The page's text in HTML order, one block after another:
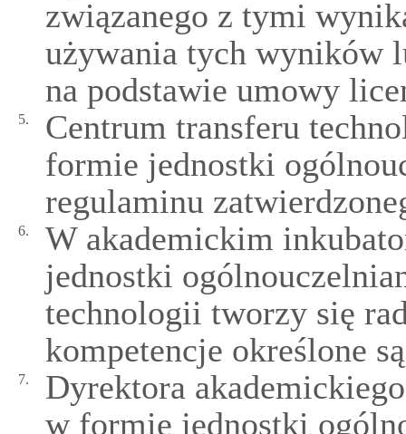
związanego z tymi
używania tych wyników
na podstawie umowy
5.
Centrum transferu
formie jednostki
regulaminu
6.
W akademickim
jednostki
technologii tworzy się
kompetencje określone
7.
Dyrektora
w formie jednostki